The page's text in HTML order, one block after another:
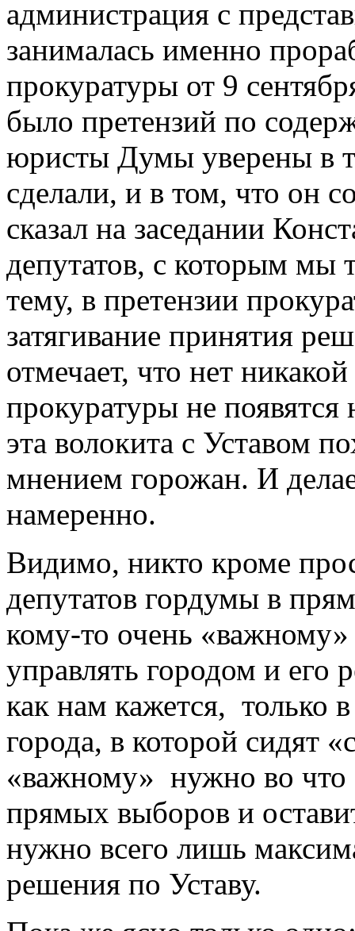
администрация с
занималась именно
прокуратуры от 9
было претензий по
юристы Думы уверены в
сделали, и в том, что он
сказал на заседании
депутатов, с которым мы
тему, в претензии
затягивание принятия
отмечает, что нет
прокуратуры не
эта волокита с Уставом
мнением горожан. И
намеренно.
Видимо, никто кроме
депутатов гордумы в
кому-то очень «важному»
управлять городом и его
как нам кажется, только
города, в которой сидят
«важному» нужно во что
прямых выборов и
нужно всего лишь
решения по Уставу.